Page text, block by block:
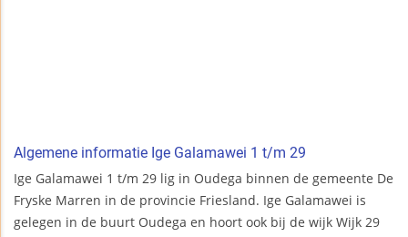
Algemene informatie Ige Galamawei 1 t/m 29
Ige Galamawei 1 t/m 29 lig in Oudega binnen de gemeente De
Fryske Marren in de provincie Friesland. Ige Galamawei is
gelegen in de buurt Oudega en hoort ook bij de wijk Wijk 29